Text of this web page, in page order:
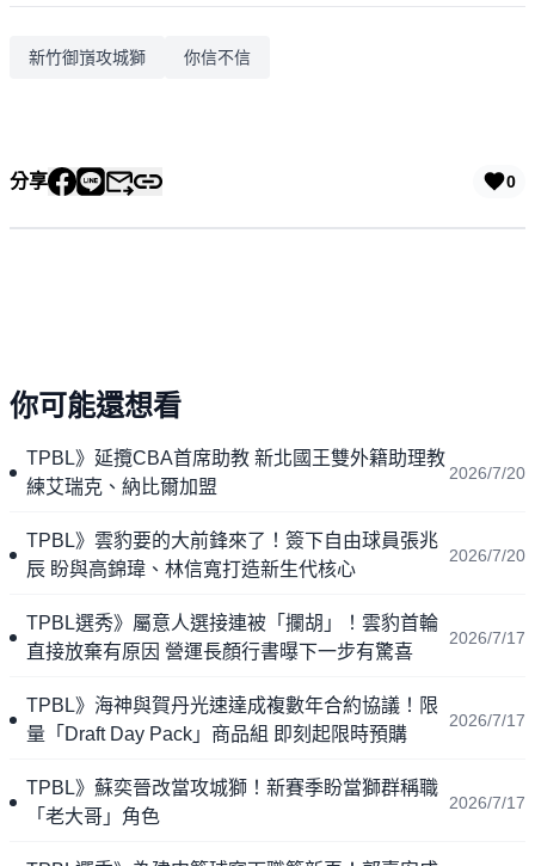
新竹御嵿攻城獅 你信不信
分享 0
你可能還想看
TPBL》延攬CBA首席助教 新北國王雙外籍助理教
練艾瑞克、納比爾加盟
2026/7/20
TPBL》雲豹要的大前鋒來了！簽下自由球員張兆
辰 盼與高錦瑋、林信寬打造新生代核心
2026/7/20
TPBL選秀》屬意人選接連被「攔胡」！雲豹首輪
直接放棄有原因 營運長顏行書曝下一步有驚喜
2026/7/17
TPBL》海神與賀丹光速達成複數年合約協議！限
量「Draft Day Pack」商品組 即刻起限時預購
2026/7/17
TPBL》蘇奕晉改當攻城獅！新賽季盼當獅群稱職
「老大哥」角色
2026/7/17